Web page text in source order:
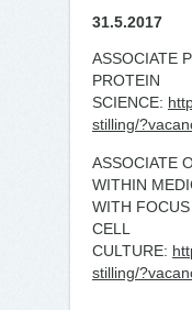
31.5.2017
ASSOCIATE
PROTEIN
SCIENCE:
stilling/
ASSOCIATE
WITHIN
WITH
CELL
CULTURE:
stilling/